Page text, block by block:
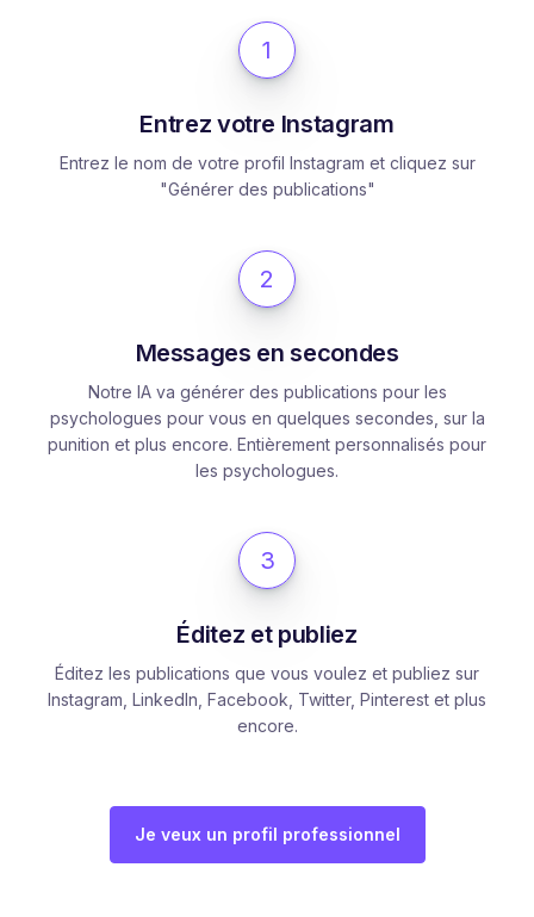
1
Entrez votre Instagram
Entrez le nom de votre profil Instagram et cliquez sur
"Générer des publications"
2
Messages en secondes
Notre IA va générer des publications pour les
psychologues pour vous en quelques secondes, sur la
punition et plus encore. Entièrement personnalisés pour
les psychologues.
3
Éditez et publiez
Éditez les publications que vous voulez et publiez sur
Instagram, LinkedIn, Facebook, Twitter, Pinterest et plus
encore.
Je veux un profil professionnel